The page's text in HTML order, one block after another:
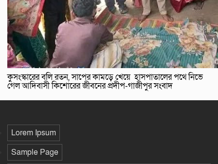
কুসংস্কারের বলি রতন, সাপের কামড়ে খেয়ে হাসপাতালের পথে নিভে
গেল আদিবাসী কিশোরের জীবনের প্রদীপ-গাজীপুর সংবাদ
Lorem Ipsum
Sample Page